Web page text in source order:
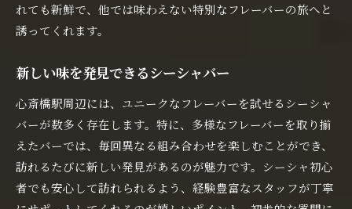
れても新鮮で、他では味わえない特別なフレーバーの旅へと
誘ってくれます。
新しい味を発見できるシーシャバー
心斎橋駅周辺には、ユニークなフレーバーを試せるシーシャ
バーが数多く存在します。特に、多様なフレーバーを取り揃
えたバーでは、毎回異なる組み合わせを楽しむことができ、
訪れるたびに新しい発見があるのが魅力です。シーシャ初心
者でも安心して訪れられるよう、経験豊富なスタッフが丁寧